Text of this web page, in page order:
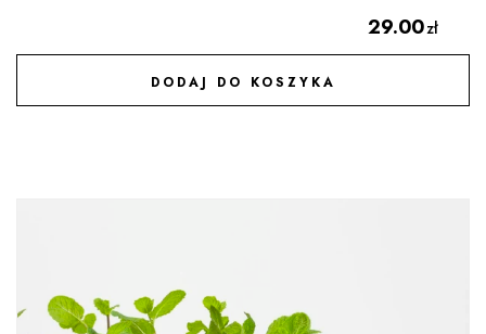
29.00zł
DODAJ DO KOSZYKA
DODAJ DO ULUBIONYCH